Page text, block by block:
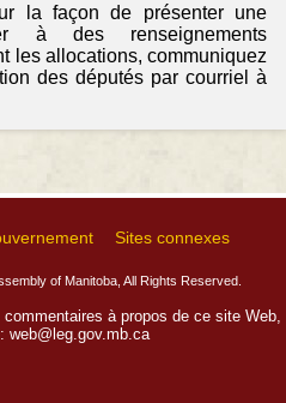
la façon de présenter une
à des renseignements
les allocations, communiquez
des députés par courriel à
Sites connexes
of Manitoba, All Rights Reserved.
à propos de ce site Web,
web@leg.gov.mb.ca